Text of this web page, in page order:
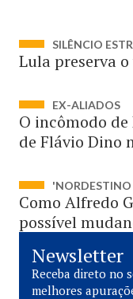
SILÊNCIO
Lula preserva
EX-ALIADOS
O incômodo
de Flávio Dino
Como Alfredo
possível
Newsletter
Receba direto no
melhores